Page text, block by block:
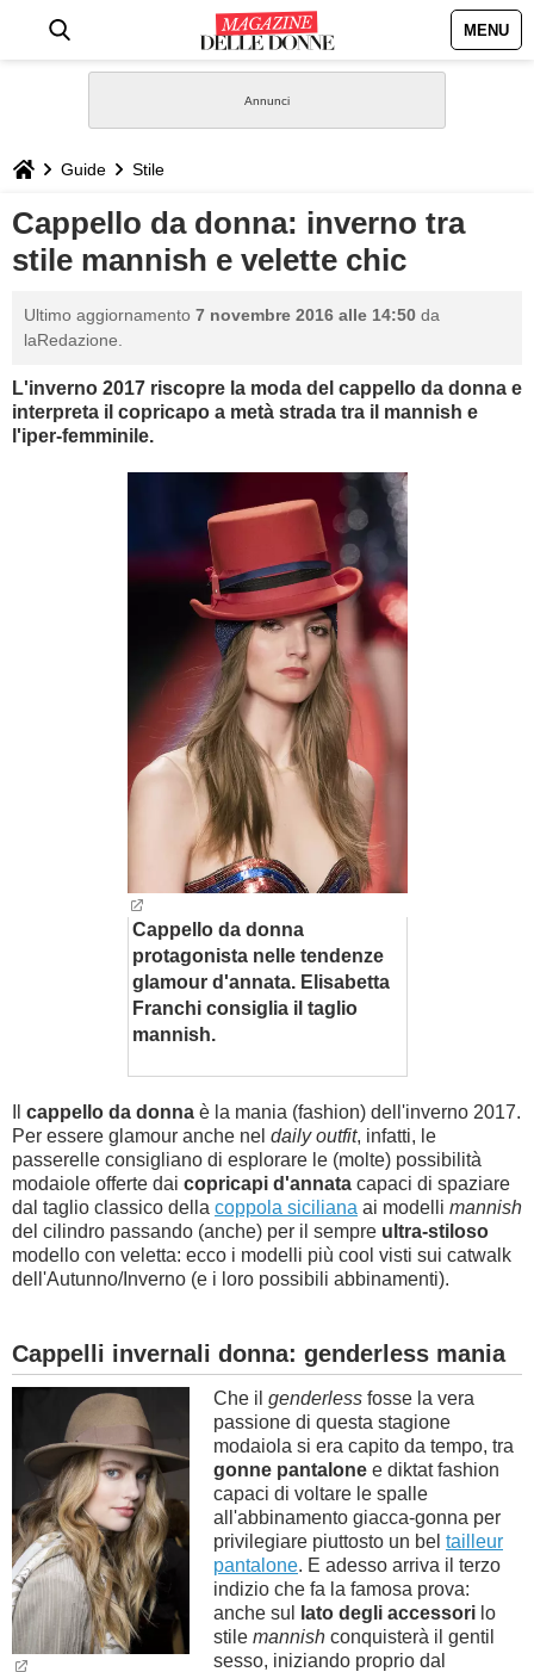
MENU
STILE
BIOGRAFIE
DEFINIZIONI
GASTRONOMIA
Guide Stile
Cappello da donna: inverno tra
stile mannish e velette chic
Ultimo aggiornamento 7 novembre 2016 alle 14:50 da
laRedazione.
L'inverno 2017 riscopre la moda del cappello da donna e
interpreta il copricapo a metà strada tra il mannish e
l'iper-femminile.
Cappello da donna
protagonista nelle tendenze
glamour d'annata. Elisabetta
Franchi consiglia il taglio
mannish.
cappello da donna è la mania (fashion) dell'inverno 2017.
Per essere glamour anche nel daily outfit, infatti, le
passerelle consigliano di esplorare le (molte) possibilità
modaiole offerte dai copricapi d'annata capaci di spaziare
dal taglio classico della coppola siciliana ai modelli mannish
del cilindro passando (anche) per il sempre ultra-stiloso
modello con veletta: ecco i modelli più cool visti sui catwalk
dell'Autunno/Inverno (e i loro possibili abbinamenti).
Cappelli invernali donna: genderless mania
Che il genderless fosse la vera
passione di questa stagione
modaiola si era capito da tempo, tra
gonne pantalone e diktat fashion
capaci di voltare le spalle
all'abbinamento giacca-gonna per
privilegiare piuttosto un bel tailleur
pantalone. E adesso arriva il terzo
indizio che fa la famosa prova:
anche sul
lato degli accessori lo
stile mannish conquisterà il gentil
sesso, iniziando proprio dal